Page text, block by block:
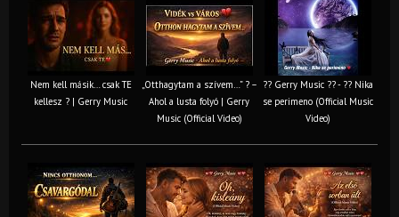
Nem kell másik… csak TE
kellesz ? | Gerry Music
„Otthagytam a szívem…” ? –
Ahol a lusta folyó | Gerry
Music (Official Video)
?? Gerry Music ?? - ?? Nika
se perimeno (Official Music
Video)